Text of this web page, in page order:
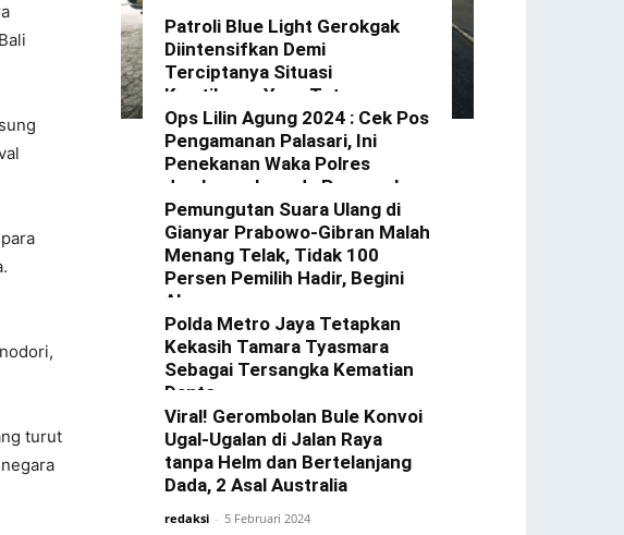
turut
Patroli Blue Light Gerokgak
Diintensifkan Demi
Terciptanya Situasi
Kamtibmas Yang Tetap
Kondusif Di Wilkum Gerokgak
redaksi - 3 Januari 2025
Ops Lilin Agung 2024 : Cek Pos
Pengamanan Palasari, Ini
Penekanan Waka Polres
Jembrana kepada Personel
Yang Bertugas
redaksi - 23 Desember 2024
Pemungutan Suara Ulang di
Gianyar Prabowo-Gibran Malah
Menang Telak, Tidak 100
Persen Pemilih Hadir, Begini
Alasannya
redaksi - 22 Februari 2024
Polda Metro Jaya Tetapkan
Kekasih Tamara Tyasmara
Sebagai Tersangka Kematian
Dante
redaksi - 12 Februari 2024
Viral! Gerombolan Bule Konvoi
Ugal-Ugalan di Jalan Raya
tanpa Helm dan Bertelanjang
Dada, 2 Asal Australia
redaksi - 5 Februari 2024